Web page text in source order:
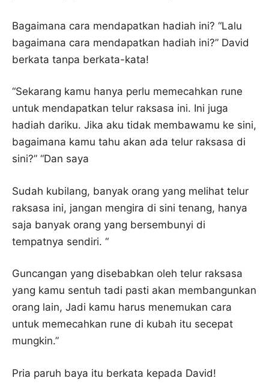
Bagaimana cara mendapatkan hadiah ini? “Lalu
bagaimana cara mendapatkan hadiah ini?” David
berkata tanpa berkata-kata!
“Sekarang kamu hanya perlu memecahkan rune
untuk mendapatkan telur raksasa ini. Ini juga
hadiah dariku. Jika aku tidak membawamu ke sini,
bagaimana kamu tahu akan ada telur raksasa di
sini?” “Dan saya
Sudah kubilang, banyak orang yang melihat telur
raksasa ini, jangan mengira di sini tenang, hanya
saja banyak orang yang bersembunyi di
tempatnya sendiri. “
Guncangan yang disebabkan oleh telur raksasa
yang kamu sentuh tadi pasti akan membangunkan
orang lain, Jadi kamu harus menemukan cara
untuk memecahkan rune di kubah itu secepat
mungkin.”
Pria paruh baya itu berkata kepada David!